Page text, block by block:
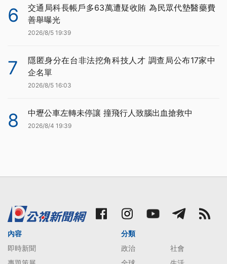
6
交通局科長帳戶多63萬遭疑收賄 為民眾代墊醫藥費
善舉曝光
2026/8/5 19:39
7
隱匿身分在台非法挖角科技人才 調查局公布17家中
企名單
2026/8/5 16:03
8 中壢公車左轉未停讓 撞飛行人致腦出血搶救中
2026/8/4 19:39
內容
即時新聞
分類
政治
社會